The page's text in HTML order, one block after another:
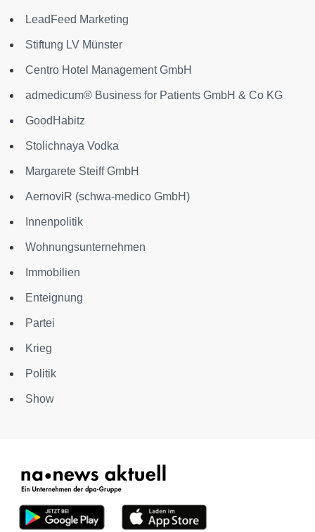
LeadFeed Marketing
Stiftung LV Münster
Centro Hotel Management GmbH
admedicum® Business for Patients GmbH & Co KG
GoodHabitz
Stolichnaya Vodka
Margarete Steiff GmbH
AernoviR (schwa-medico GmbH)
Innenpolitik
Wohnungsunternehmen
Immobilien
Enteignung
Partei
Krieg
Politik
Show